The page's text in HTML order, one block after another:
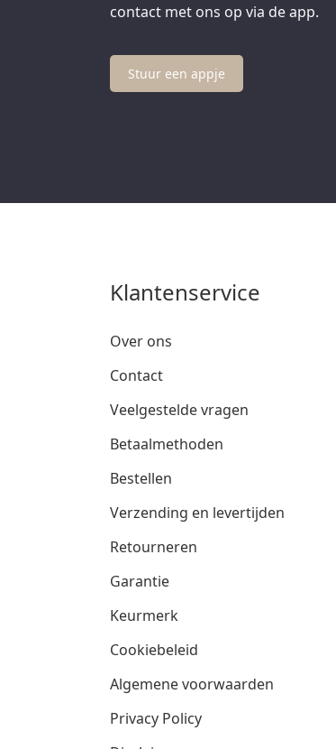
contact met ons op via de app.
Stuur een appje
Klantenservice
Over ons
Contact
Veelgestelde vragen
Betaalmethoden
Bestellen
Verzending en levertijden
Retourneren
Garantie
Keurmerk
Cookiebeleid
Algemene voorwaarden
Privacy Policy